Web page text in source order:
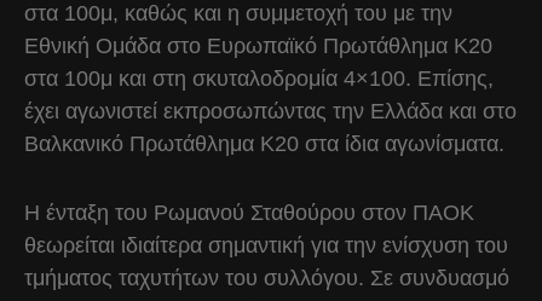
στα 100μ, καθώς και η συμμετοχή του με την
Εθνική Ομάδα στο Ευρωπαϊκό Πρωτάθλημα Κ20
στα 100μ και στη σκυταλοδρομία 4×100. Επίσης,
έχει αγωνιστεί εκπροσωπώντας την Ελλάδα και στο
Βαλκανικό Πρωτάθλημα Κ20 στα ίδια αγωνίσματα.
Η ένταξη του Ρωμανού Σταθούρου στον ΠΑΟΚ
θεωρείται ιδιαίτερα σημαντική για την ενίσχυση του
τμήματος ταχυτήτων του συλλόγου. Σε συνδυασμό